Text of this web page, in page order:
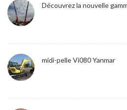
Découvrez la nouvelle
midi-pelle Vi080 Yanmar